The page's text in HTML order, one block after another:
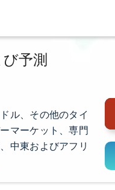
予測
ル、その他のタイ
マーケット、専門
中東およびアフリ